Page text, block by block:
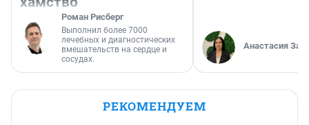
Роман Рисберг
Выполнил более 7000
лечебных и диагностических
вмешательств на сердце и
сосудах.
Анастасия
РЕКОМЕНДУЕМ